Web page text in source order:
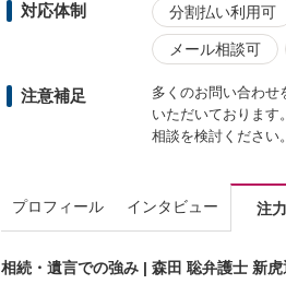
対応体制 分割払い利用可
メール相談可
注意補足
多くのお問い合わせ
いただいております
相談を検討ください。
プロフィール インタビュー 注
相続・遺言での強み | 森田 聡弁護士 新